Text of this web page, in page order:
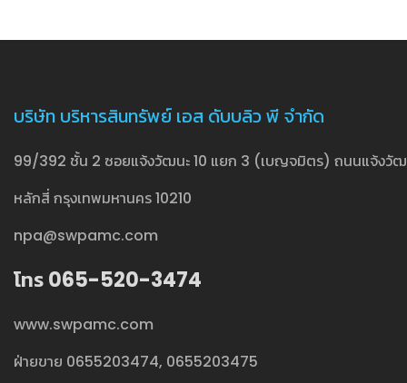
บริษัท บริหารสินทรัพย์ เอส ดับบลิว พี จำกัด
99/392 ชั้น 2 ซอยแจ้งวัฒนะ 10 แยก 3 (เบญจมิตร) ถนนแจ้งวัฒ
หลักสี่ กรุงเทพมหานคร 10210
npa@swpamc.com
โทร 065-520-3474
www.swpamc.com
ฝ่ายขาย 0655203474, 0655203475